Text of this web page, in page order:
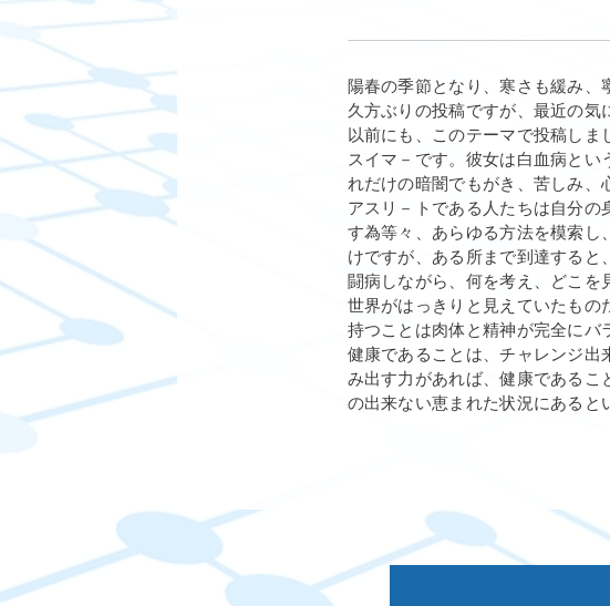
陽春の季節となり、寒さも緩み、
久方ぶりの投稿ですが、最近の気
以前にも、このテーマで投稿し
スイマ－です。彼女は白血病と
れだけの暗闇でもがき、苦しみ、
アスリ－トである人たちは自分
す為等々、あらゆる方法を模索
けですが、ある所まで到達すると
闘病しながら、何を考え、どこ
世界がはっきりと見えていたも
持つことは肉体と精神が完全にバ
健康であることは、チャレンジ
み出す力があれば、健康であるこ
の出来ない恵まれた状況にあると